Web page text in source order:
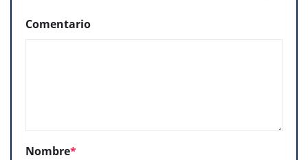
Comentario
Nombre*